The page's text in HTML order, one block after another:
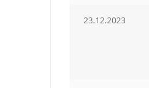
23.12.2023